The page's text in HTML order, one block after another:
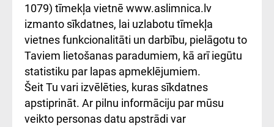
Kā pie mums nokļūt
Rēķinu apmaksas
ceļvedis
Rekvizīti un
ārstniecības
1079) tīmekļa vietnē www.aslimnica.lv
izmanto sīkdatnes, lai uzlabotu tīmekļa
vietnes funkcionalitāti un darbību, pielāgotu to
Taviem lietošanas paradumiem, kā arī iegūtu
statistiku par lapas apmeklējumiem.
Šeit Tu vari izvēlēties, kuras sīkdatnes
apstiprināt. Ar pilnu informāciju par mūsu
veikto personas datu apstrādi var